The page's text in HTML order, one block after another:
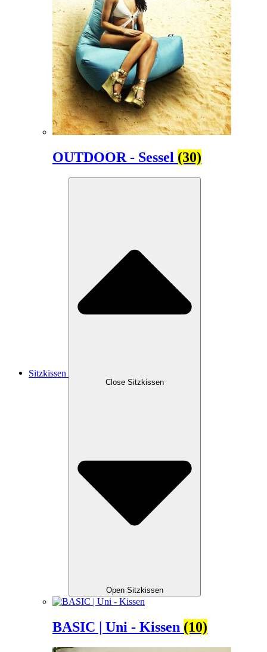
OUTDOOR - Sessel (30)
Sitzkissen
Close Sitzkissen
Open Sitzkissen
BASIC | Uni - Kissen (10)